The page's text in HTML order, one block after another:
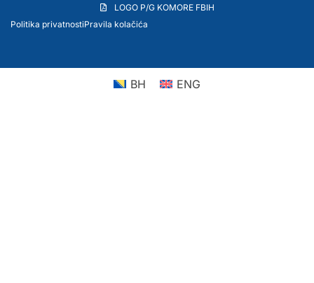
LOGO P/G KOMORE FBIH
Politika privatnostiPravila kolačića
BH ENG